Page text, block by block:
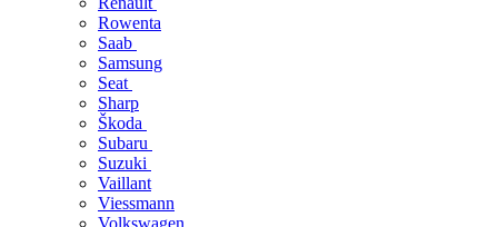
Rowenta
Saab
Samsung
Seat
Sharp
Škoda
Subaru
Suzuki
Vaillant
Viessmann